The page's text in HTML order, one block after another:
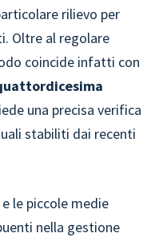
rilievo per
Oltre al regolare
coincide infatti con
una precisa verifica
stabiliti dai recenti
le piccole medie
nella gestione